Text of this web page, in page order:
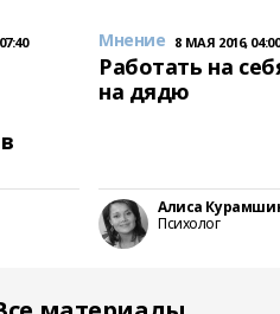
Мнение 8 МАЯ 2016, 04:00
Работать на
на дядю
Алиса
Психолог